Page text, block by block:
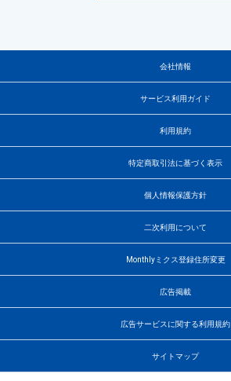
会社情報
サービス利用ガイド
利用規約
特定商取引法に基づく表示
個人情報保護方針
二次利用について
Monthlyミクス登録住所変更
広告掲載
広告サービスに関する利用規約
サイトマップ